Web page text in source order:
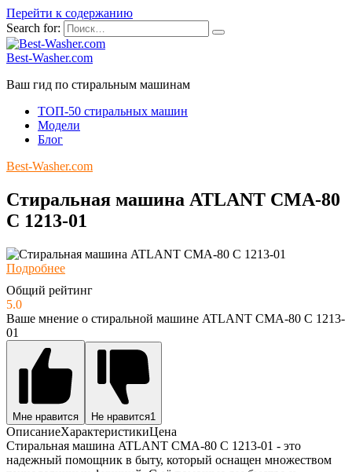
Перейти к содержанию
Search for:
Best-Washer.com
Ваш гид по стиральным машинам
ТОП-50 стиральных машин
Модели
Блог
Best-Washer.com
Стиральная машина ATLANT CMA-80
C 1213-01
Подробнее
Общий рейтинг
5.0
Ваше мнение о стиральной машине ATLANT CMA-80 C 1213-
01
Мне нравится Не нравится1
ОписаниеХарактеристикиЦена
Стиральная машина ATLANT CMA-80 C 1213-01 - это
надежный помощник в быту, который оснащен множеством